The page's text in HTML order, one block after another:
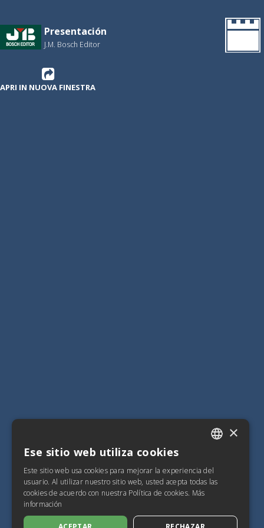
Presentación
J.M. Bosch Editor
APRI IN NUOVA FINESTRA
ENGLISH
×
Ese sitio web utiliza cookies
Este sitio web usa cookies para mejorar la experiencia del
usuario. Al utilizar nuestro sitio web, usted acepta todas las
cookies de acuerdo con nuestra Política de cookies. Más
información